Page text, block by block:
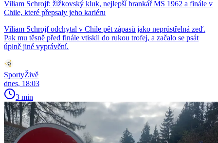
Viliam Schrojf: žižkovský kluk, nejlepší brankář MS 1962 a finále v
Chile, které přepsaly jeho kariéru
Viliam Schrojf odchytal v Chile pět zápasů jako neprůstřelná zeď.
Pak mu těsně před finále vtiskli do rukou trofej, a začalo se psát
úplně jiné vyprávění.
SportyŽivě
dnes, 18:03
3 min